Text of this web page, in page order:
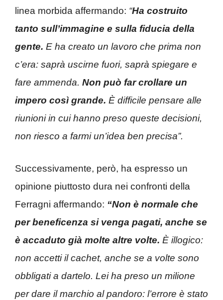
linea morbida affermando: “Ha costruito
tanto sull’immagine e sulla fiducia della
gente. E ha creato un lavoro che prima non
c’era: saprà uscirne fuori, saprà spiegare e
fare ammenda. Non può far crollare un
impero così grande. È difficile pensare alle
riunioni in cui hanno preso queste decisioni,
non riesco a farmi un’idea ben precisa”.
Successivamente, però, ha espresso un
opinione piuttosto dura nei confronti della
Ferragni affermando: “Non è normale che
per beneficenza si venga pagati, anche se
è accaduto già molte altre volte. È illogico:
non accetti il cachet, anche se a volte sono
obbligati a dartelo. Lei ha preso un milione
per dare il marchio al pandoro: l’errore è stato